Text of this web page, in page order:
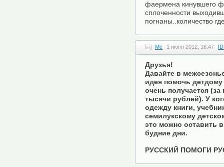
фаермена кинувшего
сплоченности
погнаны..количество
Mc 1 июня 2012, 18:47
Друзья!
Давайте в
идея помочь
очень получается
тысячи рублей). У
одежду книги,
семилукскому
это можно оставить
будние дни.
РУССКИЙ ПОМОГИ